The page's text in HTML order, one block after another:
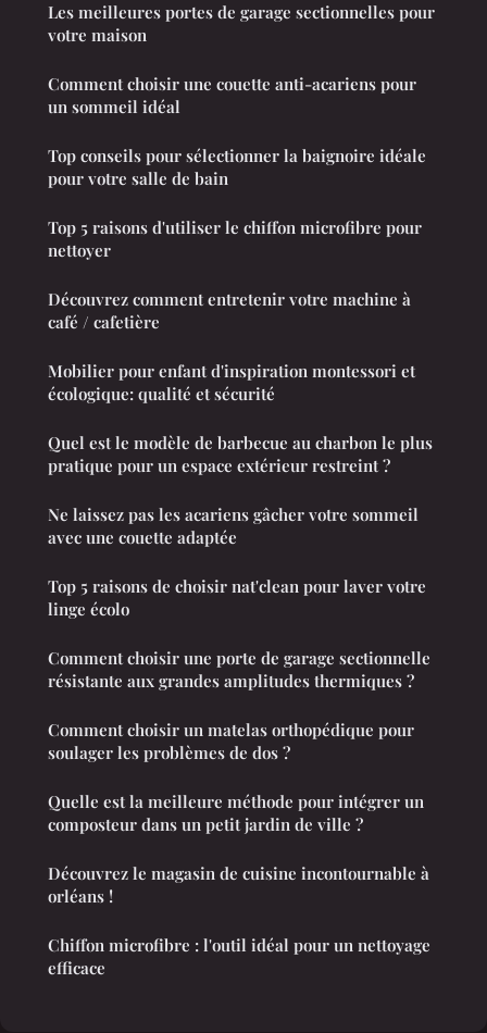
Les meilleures portes de garage sectionnelles pour
votre maison
Comment choisir une couette anti-acariens pour
un sommeil idéal
Top conseils pour sélectionner la baignoire idéale
pour votre salle de bain
Top 5 raisons d'utiliser le chiffon microfibre pour
nettoyer
Découvrez comment entretenir votre machine à
café / cafetière
Mobilier pour enfant d'inspiration montessori et
écologique: qualité et sécurité
Quel est le modèle de barbecue au charbon le plus
pratique pour un espace extérieur restreint ?
Ne laissez pas les acariens gâcher votre sommeil
avec une couette adaptée
Top 5 raisons de choisir nat'clean pour laver votre
linge écolo
Comment choisir une porte de garage sectionnelle
résistante aux grandes amplitudes thermiques ?
Comment choisir un matelas orthopédique pour
soulager les problèmes de dos ?
Quelle est la meilleure méthode pour intégrer un
composteur dans un petit jardin de ville ?
Découvrez le magasin de cuisine incontournable à
orléans !
Chiffon microfibre : l'outil idéal pour un nettoyage
efficace